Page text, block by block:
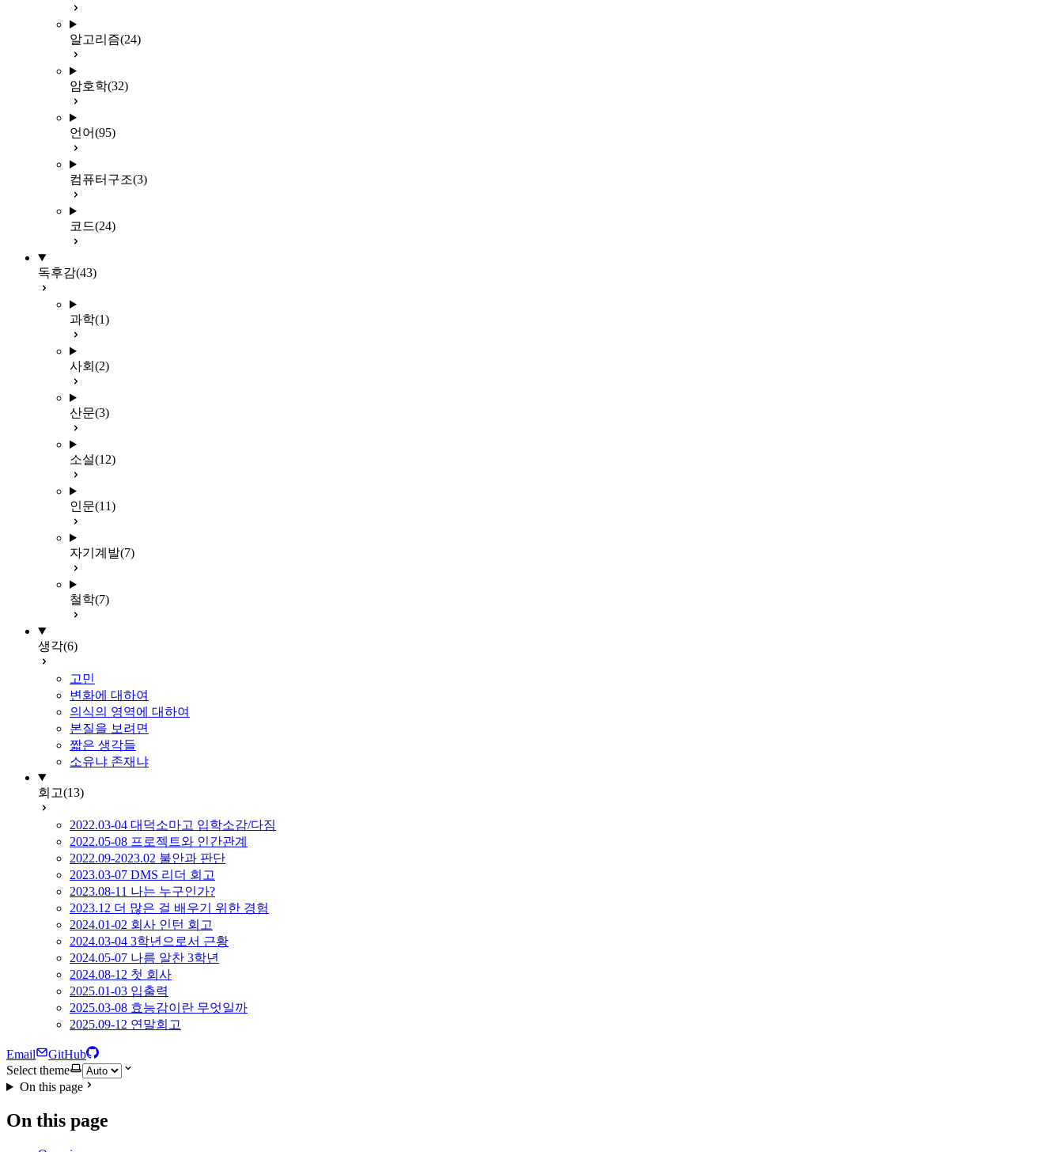
알고리즘(24)
암호학(32)
언어(95)
컴퓨터구조(3)
코드(24)
독후감(43)
과학(1)
사회 (2)
산문(3)
소설(12)
인문(11)
자기계발(7)
철학(7)
생각(6)
고민
변화에 대하여
의식의 영역에 대하여
본질을 보려면
짧은 생각들
소유냐 존재냐
회고(13)
2022.03-04 대덕소마고 입학소감/다짐
2022.05-08 프로젝트와 인간관계
2022.09-2023.02 불안과 판단
2023.03-07 DMS 리더 회고
2023.08-11 나는 누구인가?
2023.12 더 많은 걸 배우기 위한 경험
2024.01-02 회사 인턴 회고
2024.03-04 3학년으로서 근황
2024.05-07 나름 알찬 3학년
2024.08-12 첫 회사
2025.01-03 입출력
2025.03-08 효능감이란 무엇일까
2025.09-12 연말회고
Email
GitHub
Select theme
On this page
On this page